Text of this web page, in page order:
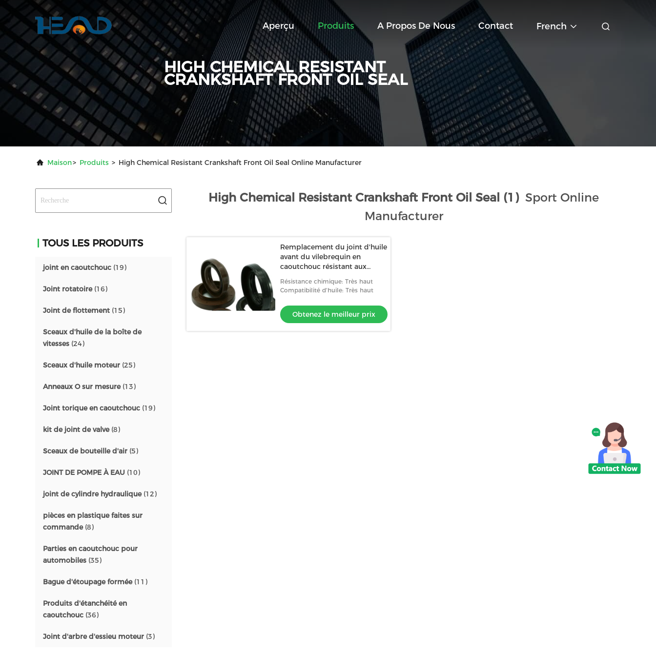
Aperçu Produits A Propos De Nous Contact French
HIGH CHEMICAL RESISTANT
CRANKSHAFT FRONT OIL SEAL
Maison> Produits > High Chemical Resistant Crankshaft Front Oil Seal Online Manufacturer
TOUS LES PRODUITS
joint en caoutchouc (19)
Joint rotatoire(16)
Joint de flottement (15)
Sceaux d'huile de la boîte de
vitesses (24)
Sceaux d'huile moteur (25)
Anneaux O sur mesure(13)
Joint torique en caoutchouc (19)
kit de joint de valve(8)
Sceaux de bouteille d'air (5)
JOINT DE POMPE À EAU (10)
joint de cylindre hydraulique(12)
pièces en plastique faites sur
commande(8)
Parties en caoutchouc pour
automobiles (35)
Bague d'étoupage formée(11)
Produits d'étanchéité en
caoutchouc (36)
Joint d'arbre d'essieu moteur (3)
High Chemical Resistant Crankshaft Front Oil Seal (1) Sport Online
Manufacturer
Remplacement du joint d'huile
avant du vilebrequin en
caoutchouc résistant aux
Résistance chimique: Très haut
Compatibilité d'huile: Très haut
Obtenez le meilleur prix